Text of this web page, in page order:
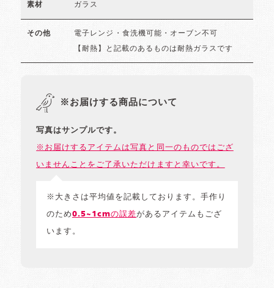
素材 ガラス
その他 電子レンジ・食洗機可能・オーブン不可
【耐熱】と記載のあるものは耐熱ガラスです
※お届けする商品について
写真はサンプルです。
※お届けするアイテムは写真と同一のものではござ
いませんことをご了承いただけますと幸いです。
※大きさは平均値を記載しております。手作り
のため0.5~1cmの誤差があるアイテムもござ
います。